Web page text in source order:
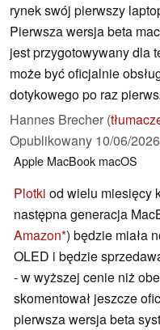
rynek swój pierwszy
Pierwsza wersja beta
jest przygotowywany dla
może być oficjalnie
dotykowego po raz
Hannes Brecher (
Opublikowany 10/06/2026
Apple MacBook macOS
Plotki od wielu miesięcy
następna generacja
Amazon ) będzie miała
OLED i będzie
- w wyższej cenie niż
skomentował jeszcze
pierwsza wersja beta